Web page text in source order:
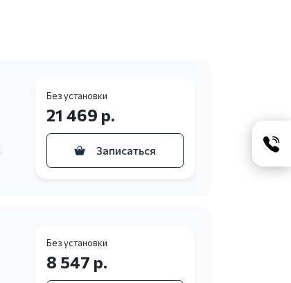
Без установки
21 469 р.
Записаться
Без установки
8 547 р.